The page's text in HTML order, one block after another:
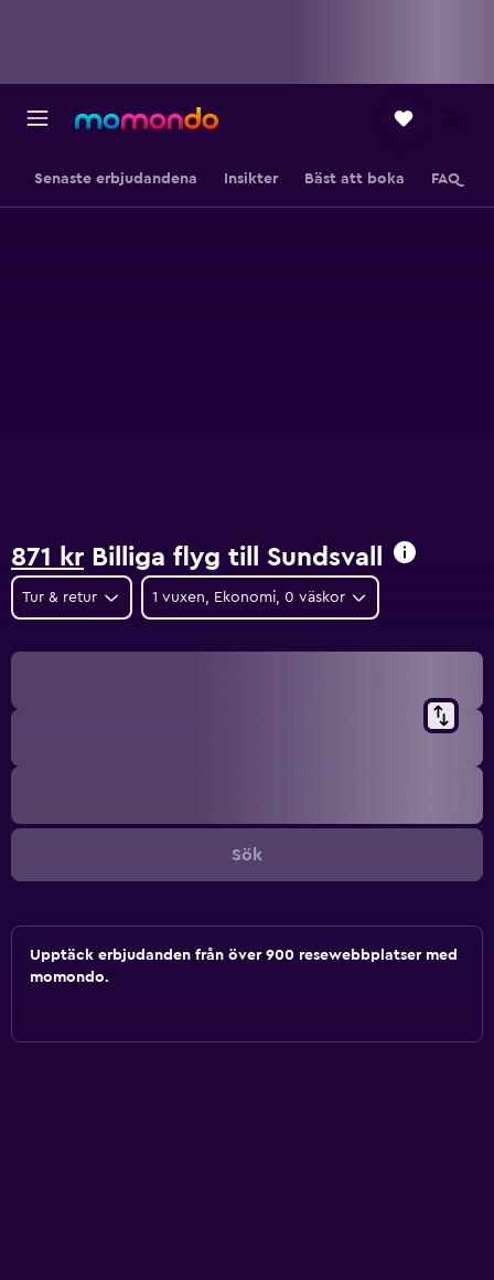
Senaste erbjudandena Insikter Bäst att boka FAQ
871 kr Billiga flyg till Sundsvall
Tur & retur 1 vuxen, Ekonomi, 0 väskor
Sök
Upptäck erbjudanden från över 900 resewebbplatser med
momondo.